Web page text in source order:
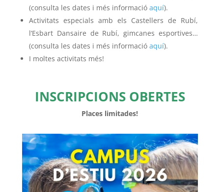
(consulta les dates i més informació aquí).
Activitats especials amb els Castellers de Rubí,
l’Esbart Dansaire de Rubí, gimcanes esportives…
(consulta les dates i més informació aquí).
I moltes activitats més!
INSCRIPCIONS OBERTES
Places limitades!